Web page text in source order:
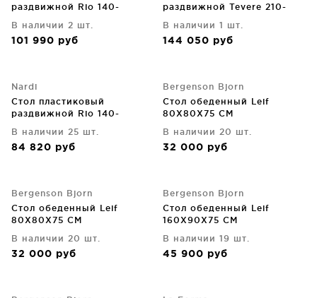
раздвижной Rio 140-
В наличии 2 шт.
101 990 руб
раздвижной Tevere 210-
В наличии 1 шт.
144 050 руб
Nardi
Стол пластиковый
раздвижной Rio 140-
В наличии 25 шт.
84 820 руб
Bergenson Bjorn
Стол обеденный Leif
80X80X75 CM
В наличии 20 шт.
32 000 руб
Bergenson Bjorn
Стол обеденный Leif
80X80X75 CM
В наличии 20 шт.
32 000 руб
Bergenson Bjorn
Стол обеденный Leif
160X90X75 CM
В наличии 19 шт.
45 900 руб